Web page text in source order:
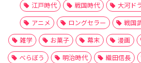
江戸時代 戦国時代 大河ド
アニメ
ロングセラー 戦国
雑学
お菓子 幕末 漫画
べらぼう
明治時代 織田信長